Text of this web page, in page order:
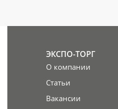
ЭКСПО-ТОРГ
О компании
Статьи
Вакансии